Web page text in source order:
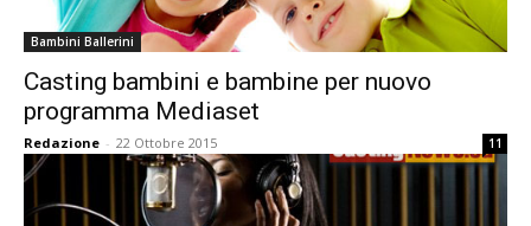
Bambini Ballerini
Casting bambini e bambine per nuovo
programma Mediaset
Redazione - 22 Ottobre 2015 11